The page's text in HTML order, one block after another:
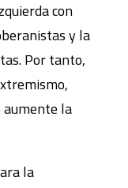
con
y la
Por tanto,
aumente la
la